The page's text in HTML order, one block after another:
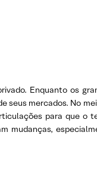
Enquanto os
seus mercados. No
para que o
mudanças,